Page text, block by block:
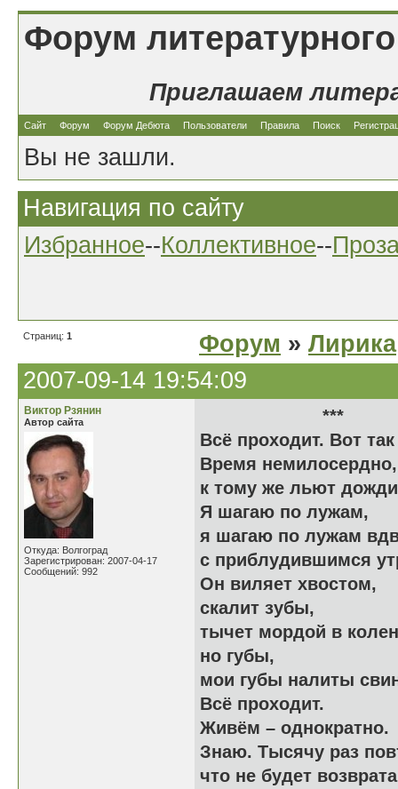
Форум
Приглашаем
Сайт Форум Форум Дебюта Пользователи Правила Поиск
Вы не зашли.
Навигация по сайту
Избранное--Коллективное--
Страниц: 1 Форум » Лирика
2007-09-14 19:54:09
Виктор Рзянин
Автор сайта
Откуда: Волгоград
Зарегистрирован: 2007-04-17
Сообщений: 992
Всё проходит. Вот
Время немилосердно,
к тому же льют
Я шагаю по лужам,
я шагаю по лужам
с приблудившимся
Он виляет хвостом,
скалит зубы,
тычет мордой в
но губы,
мои губы налиты
Всё проходит.
Живём – однократно.
Знаю. Тысячу раз
что не будет